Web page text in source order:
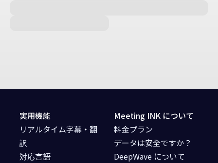
実用機能
リアルタイム字幕・翻
訳
対応言語
Meeting INK について
料金プラン
データは安全ですか？
DeepWave について